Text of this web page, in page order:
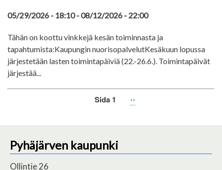
05/29/2026 - 18:10-08/12/2026 - 22:00
Tähän on koottu vinkkejä kesän toiminnasta ja
tapahtumista:Kaupungin nuorisopalvelutKesäkuun lopussa
järjestetään lasten toimintapäiviä (22.-26.6.). Toimintapäivät
järjestää...
Sida 1
Nästa
››
Pyhäjärven kaupunki
Ollintie 26